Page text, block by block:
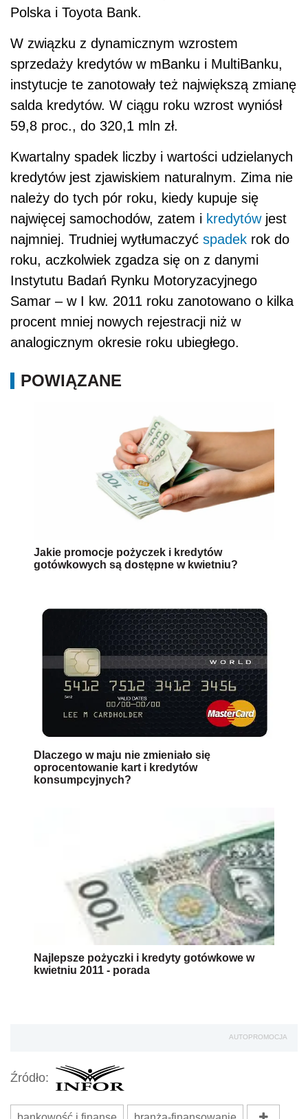
Polska i Toyota Bank.
W związku z dynamicznym wzrostem
sprzedaży kredytów w mBanku i MultiBanku,
instytucje te zanotowały też największą zmianę
salda kredytów. W ciągu roku wzrost wyniósł
59,8 proc., do 320,1 mln zł.
Kwartalny spadek liczby i wartości udzielanych
kredytów jest zjawiskiem naturalnym. Zima nie
należy do tych pór roku, kiedy kupuje się
najwięcej samochodów, zatem i kredytówjest
najmniej. Trudniej wytłumaczyć spadek rok do
roku, aczkolwiek zgadza się on z danymi
Instytutu Badań Rynku Motoryzacyjnego
Samar – w I kw. 2011 roku zanotowano o kilka
procent mniej nowych rejestracji niż w
analogicznym okresie roku ubiegłego.
POWIĄZANE
Jakie promocje pożyczek i kredytów
gotówkowych są dostępne w kwietniu?
Dlaczego w maju nie zmieniało się
oprocentowanie kart i kredytów
konsumpcyjnych?
Najlepsze pożyczki i kredyty gotówkowe w
kwietniu 2011 - porada
AUTOPROMOCJA
Źródło: